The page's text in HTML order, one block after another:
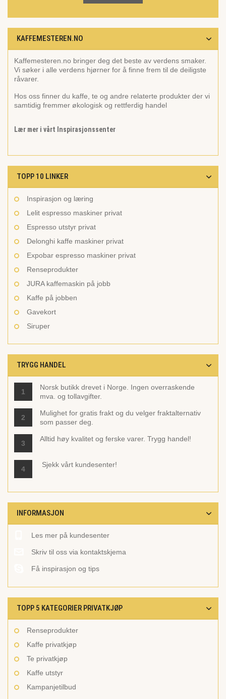
KAFFEMESTEREN.NO
Kaffemesteren.no bringer deg det beste av verdens smaker.
Vi søker i alle verdens hjørner for å finne frem til de deiligste
råvarer.
Hos oss finner du kaffe, te og andre relaterte produkter der vi
samtidig fremmer økologisk og rettferdig handel
Lær mer i vårt Inspirasjonssenter
TOPP 10 LINKER
Inspirasjon og læring
Lelit espresso maskiner privat
Espresso utstyr privat
Delonghi kaffe maskiner privat
Expobar espresso maskiner privat
Renseprodukter
JURA kaffemaskin på jobb
Kaffe på jobben
Gavekort
Siruper
TRYGG HANDEL
1
Norsk butikk drevet i Norge. Ingen overraskende
mva. og tollavgifter.
2
Mulighet for gratis frakt og du velger fraktalternativ
som passer deg.
3
Alltid høy kvalitet og ferske varer. Trygg handel!
4
Sjekk vårt kundesenter!
INFORMASJON
Les mer på kundesenter
Skriv til oss via kontaktskjema
Få inspirasjon og tips
TOPP 5 KATEGORIER PRIVATKJØP
Renseprodukter
Kaffe privatkjøp
Te privatkjøp
Kaffe utstyr
Kampanjetilbud